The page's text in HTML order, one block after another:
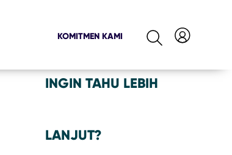
KOMITMEN KAMI
INGIN TAHU LEBIH
LANJUT?